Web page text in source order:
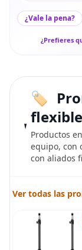
¿Vale la pena?
¿Prefieres
flexible
Productos
equipo, con
con aliados
Ver todas las